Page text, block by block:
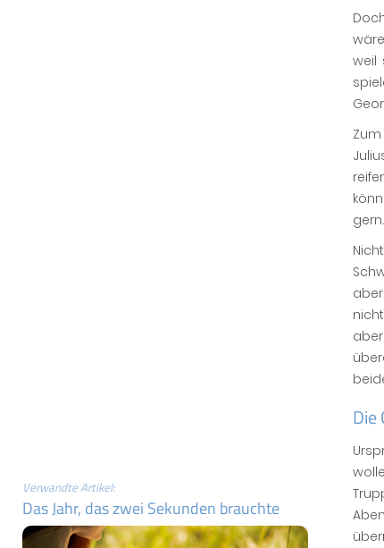
Verwandte Artikel:
Das Jahr, das zwei Sekunden brauchte
weil
gern.
Die